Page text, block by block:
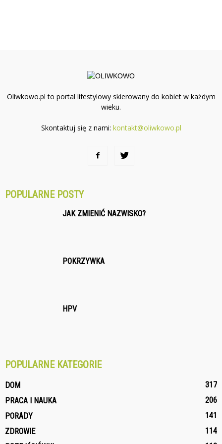
Oliwkowo.pl to portal lifestylowy skierowany do kobiet w każdym
wieku.
Skontaktuj się z nami: kontakt@oliwkowo.pl
POPULARNE POSTY
JAK ZMIENIĆ NAZWISKO?
POKRZYWKA
HPV
POPULARNE KATEGORIE
DOM
317
PRACA I NAUKA
206
PORADY
141
ZDROWIE
114